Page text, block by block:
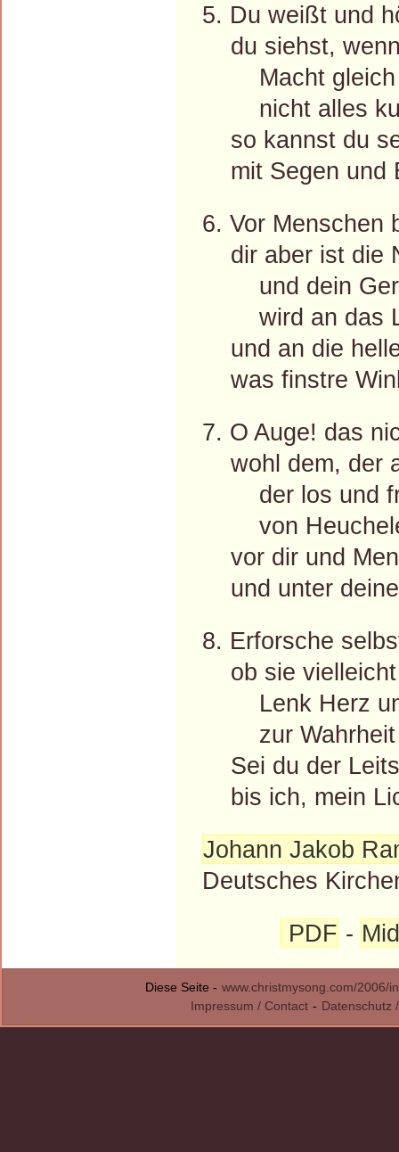
5. Du weißt und
du siehst,
Macht gleich
nicht alles
so kannst du
mit Segen und
6. Vor Menschen
dir aber ist die
und dein
wird an das
und an die
was finstre
7. O Auge! das
wohl dem, der
der los und
von
vor dir und
und unter
8. Erforsche
ob sie vielleicht
Lenk Herz
zur Wahrheit
Sei du der
bis ich, mein
Johann Jakob
Deutsches
PDF -
Diese Seite - www.christmysong.com/2006/
Impressum / Contact - Datenschutz